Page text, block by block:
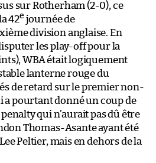
sur Rotherham (2-0), ce
42e journée de
division anglaise. En
les play-off pour la
WBA était logiquement
lanterne rouge du
de retard sur le premier non-
a pourtant donné un coup de
qui n’aurait pas dû être
Thomas-Asante ayant été
Peltier, mais en dehors de la